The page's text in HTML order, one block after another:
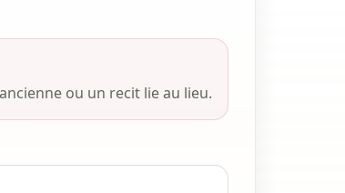
ou un recit lie au lieu.